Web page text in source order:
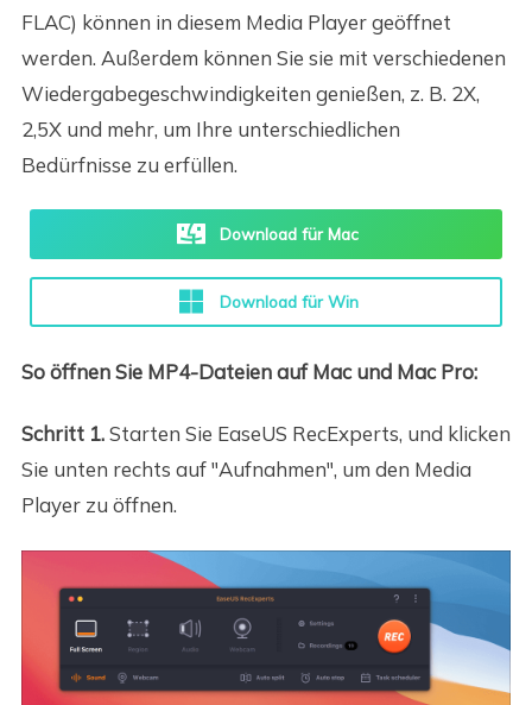
FLAC) können in diesem Media Player geöffnet
werden. Außerdem können Sie sie mit verschiedenen
Wiedergabegeschwindigkeiten genießen, z. B. 2X,
2,5X und mehr, um Ihre unterschiedlichen
Bedürfnisse zu erfüllen.
Download für Mac
Download für Win
So öffnen Sie MP4-Dateien auf Mac und Mac Pro:
Schritt 1.Starten Sie EaseUS RecExperts, und klicken
Sie unten rechts auf "Aufnahmen", um den Media
Player zu öffnen.